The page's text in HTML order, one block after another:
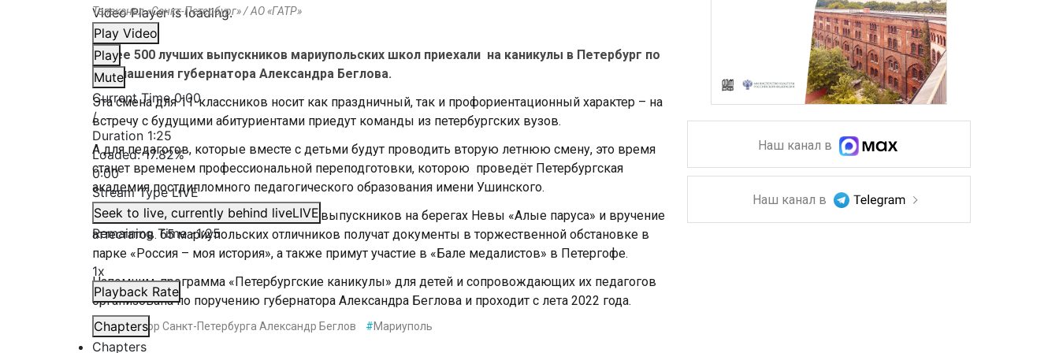
Video Player is loading.
Play Video
Play
Mute
Current Time0:00
/
Duration 1:25
Loaded:17.82%
0:00
Stream TypeLIVE
Seek to live, currently behind liveLIVE
Remaining Time-1:25
1x
Playback Rate
Chapters
Chapters
Телеканал «Санкт-Петербург» / АО «ГАТР»
Более 500 лучших выпускников мариупольских школ приехали на каникулы в Петербург по
приглашения губернатора Александра Беглова.
Эта смена для 11-классников носит как праздничный, так и профориентационный характер – на
встречу с будущими абитуриентами приедут команды из петербургских вузов.
А для педагогов, которые вместе с детьми будут проводить вторую летнюю смену, это время
станет временем профессиональной переподготовки, которою проведёт Петербургская
академия постдипломного педагогического образования имени Ушинского.
Основное событие смены – праздник выпускников на берегах Невы «Алые паруса» и вручение
аттестатов. 65 мариупольских отличников получат документы в торжественной обстановке в
парке «Россия – моя история», а также примут участие в «Бале медалистов» в Петергофе.
Напомним, программа «Петербургские каникулы» для детей и сопровождающих их педагогов
организована по поручению губернатора Александра Беглова и проходит с лета 2022 года.
#Губернатор Санкт-Петербурга Александр Беглов #Мариуполь
Наш канал в
Наш канал в